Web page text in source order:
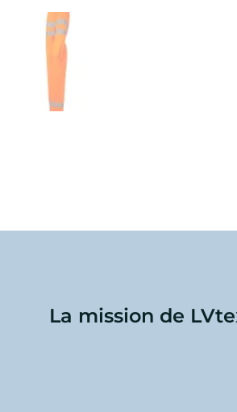
La mission de